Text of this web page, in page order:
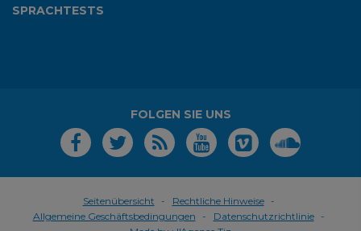
SPRACHTESTS
FOLGEN SIE UNS
Seitenübersicht
Rechtliche Hinweise
Allgemeine Geschäftsbedingungen
Datenschutzrichtlinie